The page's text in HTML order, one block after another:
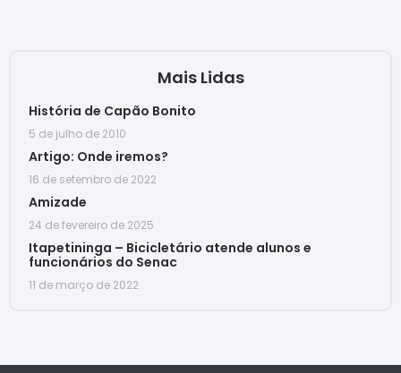
Mais Lidas
História de Capão Bonito
5 de julho de 2010
Artigo: Onde iremos?
16 de setembro de 2022
Amizade
24 de fevereiro de 2025
Itapetininga – Bicicletário atende alunos e
funcionários do Senac
11 de março de 2022